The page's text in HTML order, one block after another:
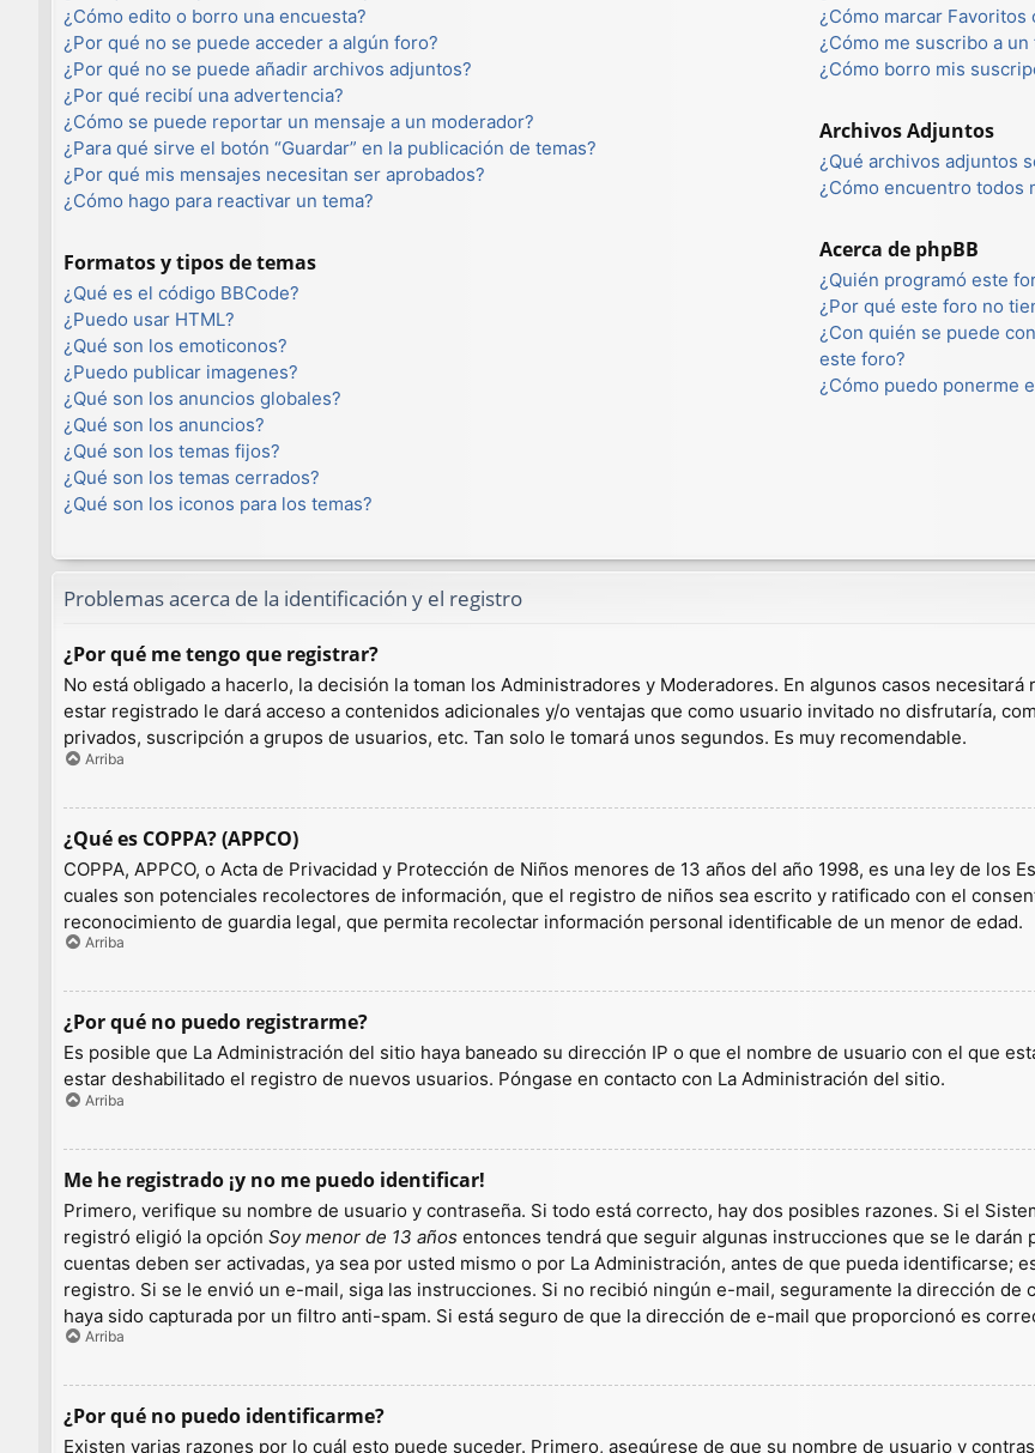
¿Cómo edito o borro una encuesta?
¿Por qué no se puede acceder a algún foro?
¿Por qué no se puede añadir archivos adjuntos?
¿Por qué recibí una advertencia?
¿Cómo se puede reportar un mensaje a un moderador?
¿Para qué sirve el botón “Guardar” en la publicación de temas?
¿Por qué mis mensajes necesitan ser aprobados?
¿Cómo hago para reactivar un tema?
Formatos y tipos de temas
¿Qué es el código BBCode?
¿Puedo usar HTML?
¿Qué son los emoticonos?
¿Puedo publicar imagenes?
¿Qué son los anuncios globales?
¿Qué son los anuncios?
¿Qué son los temas fijos?
¿Qué son los temas cerrados?
¿Qué son los iconos para los temas?
¿Cómo marcar
¿Cómo me suscribo a
¿Cómo borro mis
Archivos Adjuntos
¿Qué archivos adjuntos
¿Cómo encuentro todos
Acerca de phpBB
¿Quién programó este
¿Por qué este foro no
¿Con quién se puede
este foro?
¿Cómo puedo ponerme
Problemas acerca de la identificación y el registro
¿Por qué me tengo que registrar?
No está obligado a hacerlo, la decisión la toman los Administradores y Moderadores. En algunos casos
estar registrado le dará acceso a contenidos adicionales y/o ventajas que como usuario invitado no disfrutaría,
privados, suscripción a grupos de usuarios, etc. Tan solo le tomará unos segundos. Es muy recomendable.
Arriba
¿Qué es COPPA? (APPCO)
COPPA, APPCO, o Acta de Privacidad y Protección de Niños menores de 13 años del año 1998, es una ley de los
cuales son potenciales recolectores de información, que el registro de niños sea escrito y ratificado con el
reconocimiento de guardia legal, que permita recolectar información personal identificable de un menor de edad.
Arriba
¿Por qué no puedo registrarme?
Es posible que La Administración del sitio haya baneado su dirección IP o que el nombre de usuario con el que
estar deshabilitado el registro de nuevos usuarios. Póngase en contacto con La Administración del sitio.
Arriba
Me he registrado ¡y no me puedo identificar!
Primero, verifique su nombre de usuario y contraseña. Si todo está correcto, hay dos posibles razones. Si el
registró eligió la opción Soy menor de 13 años entonces tendrá que seguir algunas instrucciones que se le darán
cuentas deben ser activadas, ya sea por usted mismo o por La Administración, antes de que pueda identificarse;
registro. Si se le envió un e-mail, siga las instrucciones. Si no recibió ningún e-mail, seguramente la dirección
haya sido capturada por un filtro anti-spam. Si está seguro de que la dirección de e-mail que proporcionó es
Arriba
¿Por qué no puedo identificarme?
Existen varias razones por lo cuál esto puede suceder. Primero, asegúrese de que su nombre de usuario y